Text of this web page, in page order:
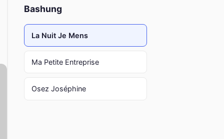
Bashung
La Nuit Je Mens
Ma Petite Entreprise
Osez Joséphine